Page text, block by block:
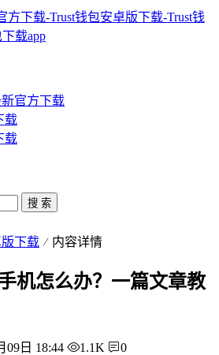
新官方下载
载
载
搜 索
下载 内容详情
机怎么办？一篇文章教
09日 18:44 1.1K 0